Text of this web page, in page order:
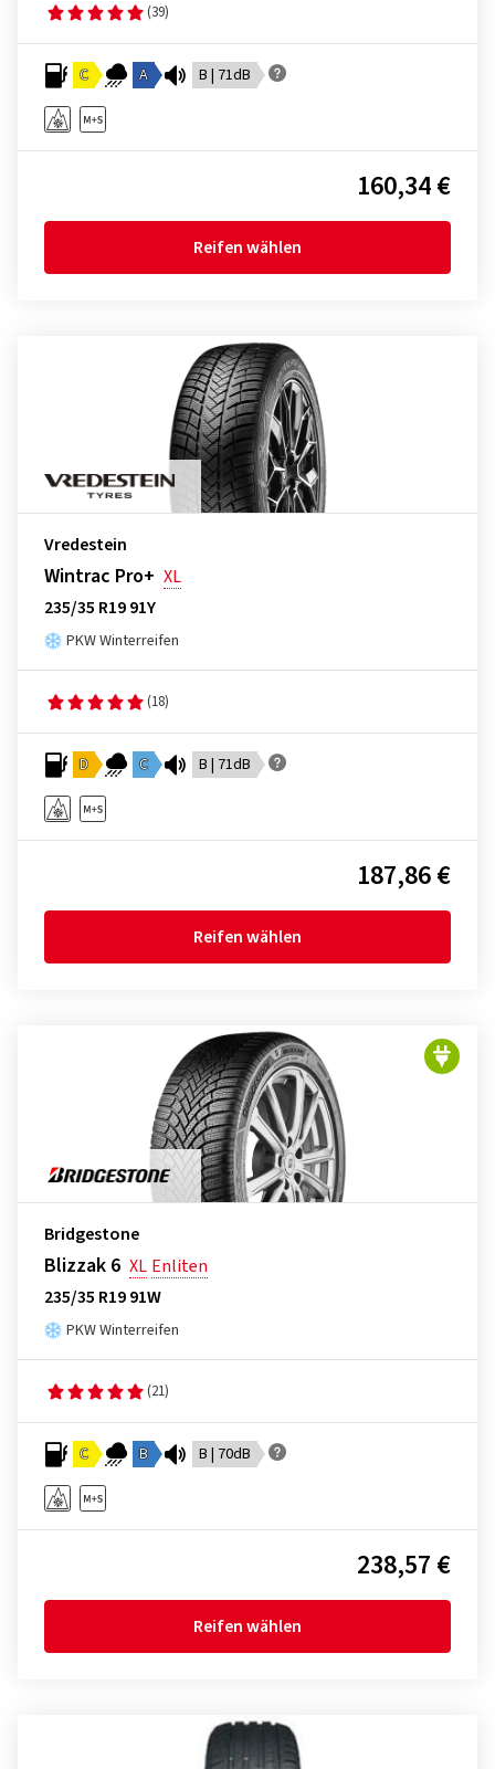
(39)
C A B | 71dB
160,34 €
Reifen wählen
Vredestein
Wintrac Pro+ XL
235/35 R19 91Y
PKW Winterreifen
(18)
D C B | 71dB
187,86 €
Reifen wählen
Bridgestone
Blizzak 6 XL Enliten
235/35 R19 91W
PKW Winterreifen
(21)
C B B | 70dB
238,57 €
Reifen wählen